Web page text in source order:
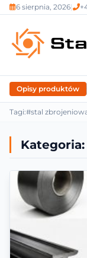
6 sierpnia, 2026|
Opisy produktów
Tagi:#stal
Kategoria: